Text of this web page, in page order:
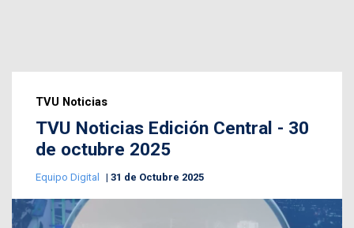
TVU Noticias
TVU Noticias Edición Central - 30
de octubre 2025
Equipo Digital 31 de Octubre 2025